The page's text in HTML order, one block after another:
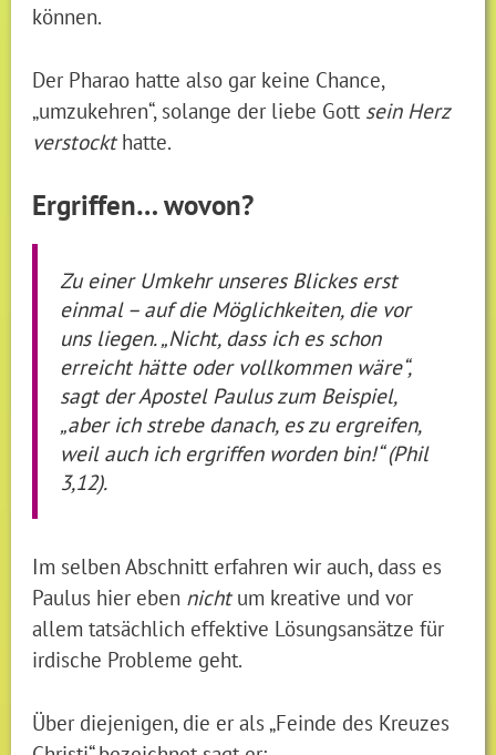
können.
Der Pharao hatte also gar keine Chance,
„umzukehren“, solange der liebe Gott sein Herz
verstockthatte.
Ergriffen… wovon?
Zu einer Umkehr unseres Blickes erst
einmal – auf die Möglichkeiten, die vor
uns liegen. „Nicht, dass ich es schon
erreicht hätte oder vollkommen wäre“,
sagt der Apostel Paulus zum Beispiel,
„aber ich strebe danach, es zu ergreifen,
weil auch ich ergriffen worden bin!“ (Phil
3,12).
Im selben Abschnitt erfahren wir auch, dass es
Paulus hier eben nichtum kreative und vor
allem tatsächlich effektive Lösungsansätze für
irdische Probleme geht.
Über diejenigen, die er als „Feinde des Kreuzes